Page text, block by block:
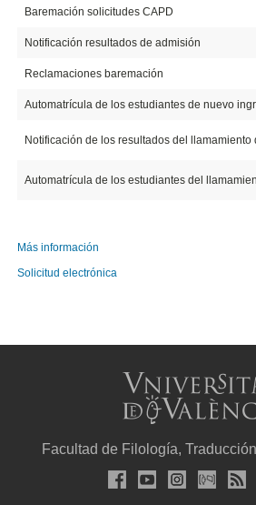
Baremación solicitudes CAPD
Notificación resultados de admisión
Reclamaciones baremación
Automatrícula de los estudiantes de nuevo
Notificación de los resultados del llamamiento
Automatrícula de los estudiantes del
Más información
Solicitud electrónica
Facultad de Filología,